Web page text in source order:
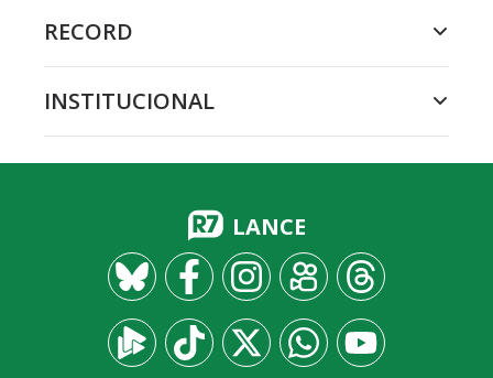
RECORD
INSTITUCIONAL
LANCE